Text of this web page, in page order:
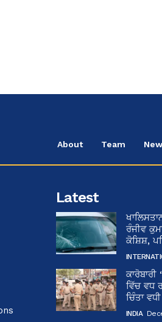
About Team
Latest
ਰੰਜੀਵ
ਕੋਸ਼ਿਸ਼,
ਕਾਰੋਬਾਰੀ
ਵਿੱਚ ਵਧ
ਚਿੰਤਾ ਵਧੀ
INDIA